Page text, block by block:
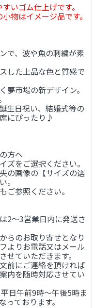
いゴム仕上げです。
物はイメージ品です。
で、波や魚の刺繍が素
した上品な色と質感で
夢市場の新デザイン。
生日祝い、結婚式等の
にぴったり♪
方へ
ズをご選択ください。
の画像の【サイズの選
。
ご参照ください。
2～3営業日内に発送さ
らのお取り寄せとなり
よりお電話又はメール
せていただきます。
前にご連絡を頂ければ
内を随時対応させてい
日午前9時～午後5時ま
っております。